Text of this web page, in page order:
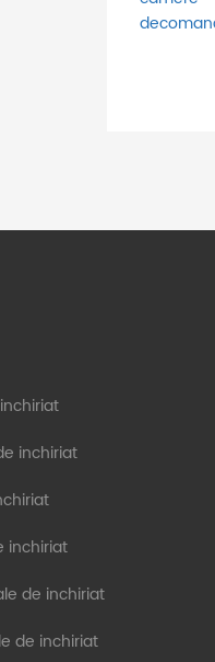
inchiriat
inchiriat
de inchiriat
de inchiriat